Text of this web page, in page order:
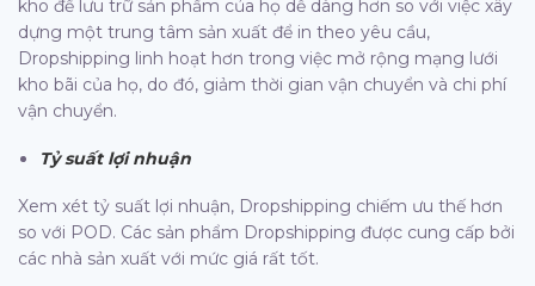
kho để lưu trữ sản phẩm của họ dễ dàng hơn so với việc xây
dựng một trung tâm sản xuất để in theo yêu cầu,
Dropshipping linh hoạt hơn trong việc mở rộng mạng lưới
kho bãi của họ, do đó, giảm thời gian vận chuyển và chi phí
vận chuyển.
Tỷ suất lợi nhuận
Xem xét tỷ suất lợi nhuận, Dropshipping chiếm ưu thế hơn
so với POD. Các sản phẩm Dropshipping được cung cấp bởi
các nhà sản xuất với mức giá rất tốt.